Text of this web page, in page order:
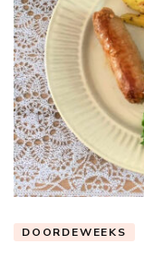
DOORDEWEEKS